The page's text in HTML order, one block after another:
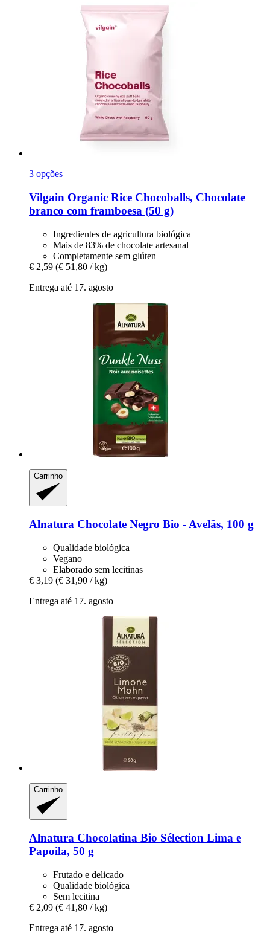
3 opções
Vilgain Organic Rice Chocoballs, Chocolate
branco com framboesa (50 g)
Ingredientes de agricultura biológica
Mais de 83% de chocolate artesanal
Completamente sem glúten
€ 2,59 (€ 51,80 / kg)
Entrega até 17. agosto
Carrinho
Alnatura Chocolate Negro Bio -​ Avelãs, 100 g
Qualidade biológica
Vegano
Elaborado sem lecitinas
€ 3,19 (€ 31,90 / kg)
Entrega até 17. agosto
Carrinho
Alnatura Chocolatina Bio Sélection Lima e
Papoila, 50 g
Frutado e delicado
Qualidade biológica
Sem lecitina
€ 2,09 (€ 41,80 / kg)
Entrega até 17. agosto